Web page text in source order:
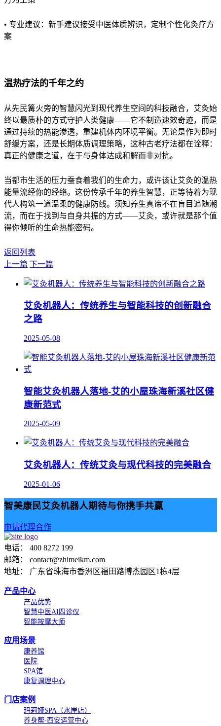
• 专业建议：新手建议接受中医体质辨识，定制个性化灸疗方
案
温热疗法的千年之约
从先民篝火旁的智慧闪光到现代养生空间的科技融合，艾灸始
终以最质朴的方式守护人类健康——它不制造速效奇迹，而是
通过持续的热能渗透，重建机体内环境平衡。无论是作为即时
舒缓方案，还是长期体质调理策略，这种古老疗法都在诠释：
真正的健康之道，在于与身体达成和解而非对抗。
当都市生活的压力蚕食着我们的生命力，或许该让艾灸的温热
能量流经你的经络。这份传承千年的养生智慧，正等待着为现
代人构筑一道温柔的健康防线。须知养生真谛不在盲目追随潮
流，而在于找到与自身共振的方式——艾灸，或许就是那个值
得你倾听的生命热能密码。
返回列表
上一篇 下一篇
艾灸机器人：传统养生与智能科技的创新融合
之路
2025-05-08
智能艾灸机器人落地-艾的小屋珠海新溪社区健
康新范式
2025-05-09
艾灸机器人：传统艾灸与现代科技的完美融合
2025-01-06
智美康民艾灸机器人期待与你携手共赢
申请代理合作
电话： 400 8272 199
邮箱： contact@zhimeikm.com
地址： 广东省珠海市香洲区福田路博杰园区1栋4层
产品中心
产品优势
智慧中医AI四诊仪
智能按摩大师
应用场景
康养馆
医院
SPA馆
康复调理中心
门店案例
玛莉娅SPA（水岸店）
养身帮-西安运营中心